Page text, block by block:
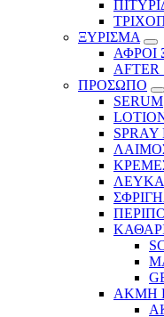
ΞΥΡΙΣΜΑ
ΑΦΡΟΙ
AFTER
ΠΡΟΣΩΠΟ
SERUM
ΑΚΜΗ